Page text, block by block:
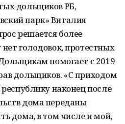
дольщиков РБ,
парк» Виталия
решается более
голодовок, протестных
помогает с 2019
дольщиков. «С приходом
республику наконец после
дома переданы
дома, в том числе и мой,